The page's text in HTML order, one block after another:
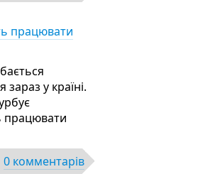
працювати
зараз у країні.
працювати
0 комментарів